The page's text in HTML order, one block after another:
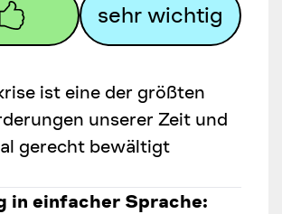
sehr wichtig
ist eine der größten
unserer Zeit und
gerecht bewältigt
in einfacher Sprache: